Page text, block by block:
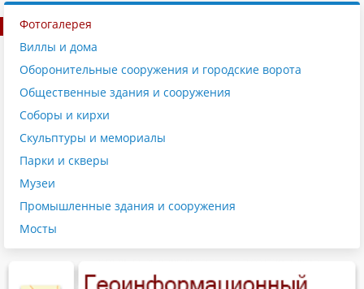
Фотогалерея
Виллы и дома
Оборонительные сооружения и городские ворота
Общественные здания и сооружения
Соборы и кирхи
Скульптуры и мемориалы
Парки и скверы
Музеи
Промышленные здания и сооружения
Мосты